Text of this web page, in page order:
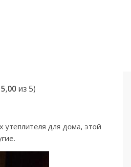
5,00 из 5)
для дома, этой